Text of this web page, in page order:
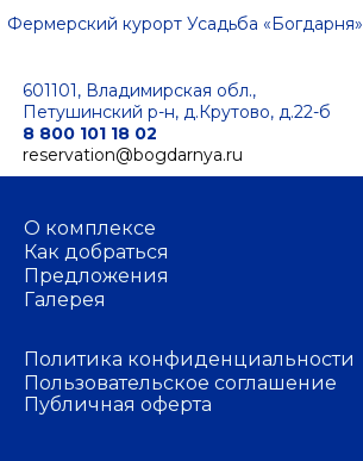
Фермерский курорт Усадьба «Богдарня»
601101, Владимирская обл.,
Петушинский р-н, д.Крутово, д.22-б
8 800 101 18 02
reservation@bogdarnya.ru
О комплексе
Как добраться
Предложения
Галерея
Политика конфиденциальности
Пользовательское соглашение
Публичная оферта